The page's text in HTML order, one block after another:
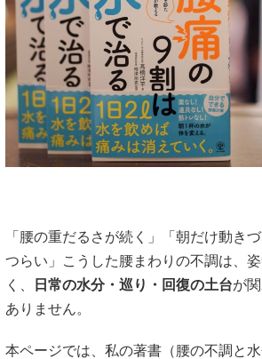
「腰の重だるさが続く」「朝だけ動き
つらい」こうした腰まわりの不調は、
く、
日常の水分・巡り・回復の土台が
ありません。
本ページでは、私の著書（腰の不調と